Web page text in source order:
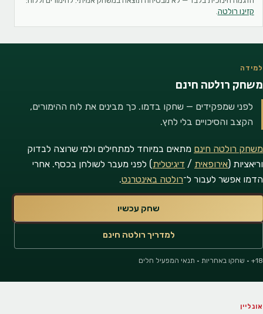
קזינו רולטה.
למידה
משחק רולטה חינם
לפני שמפקידים — שחקו בדמו. כך מבינים את לוח ההימורים,
הקצב והסיכויים בלי לחץ.
משחק רולטה חינם מתאים במיוחד למתחילים ולמי שרוצה לבדוק
וריאציות (אירופאית / דיגיטלית) לפני מעבר לשולחן בכסף. אחרי
הדמו אפשר לעבור ל־רולטה באינטרנט.
שחק עכשיו
למדריך רולטה חינם
18+ · שחקו באחריות · תנאי המפעיל חלים
אונליין